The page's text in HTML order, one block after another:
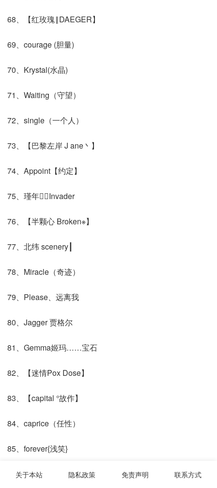
68、【红玫瑰‖DAEGER】
69、courage (胆量)
70、Krystal(水晶)
71、Waiting（守望）
72、single（一个人）
73、【巴黎左岸 J ane丶】
74、Appoint【约定】
75、瑾年Invader
76、【半颗心 Broken※】
77、北纬 scenery┃
78、Miracle（奇迹）
79、Please、远离我
80、Jagger 贾格尔
81、Gemma姬玛……宝石
82、【迷情Pox Dose】
83、【capital °故作】
84、caprice（任性）
85、forever{浅笑}
86、LazyCat(懒猫)
关于本站 隐私政策 免责声明 联系方式